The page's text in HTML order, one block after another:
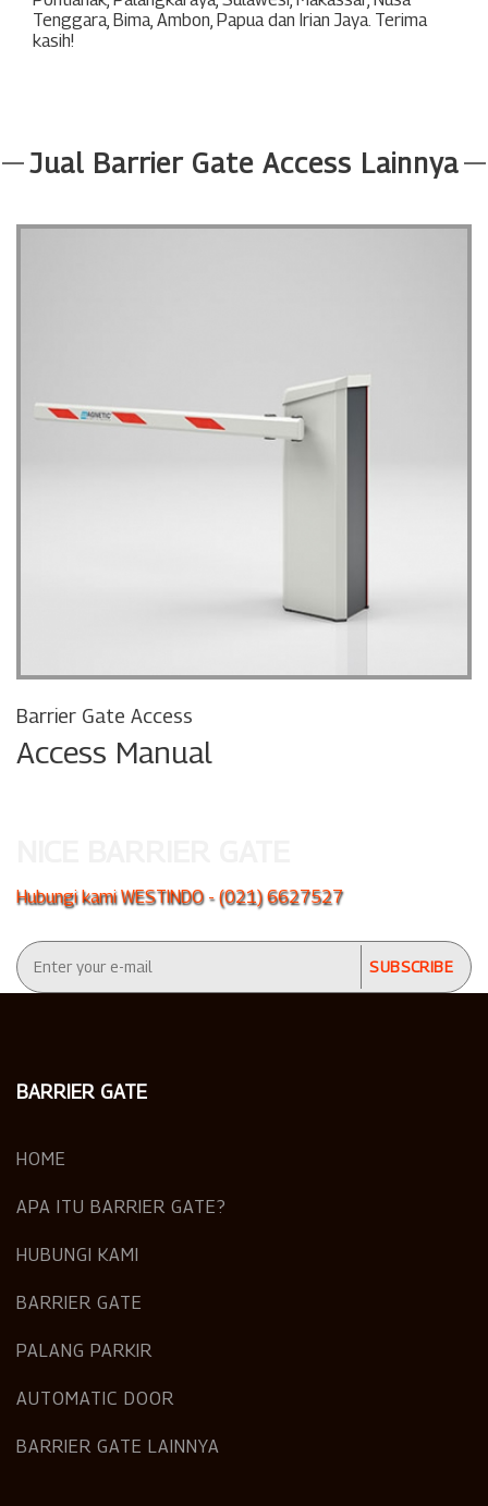
Tenggara Bima Ambon Papua dan Irian Jaya . Terima
kasih!
Jual Barrier Gate Access Lainnya
Barrier Gate Access
Access Manual
Hubungi kami WESTINDO - (021) 6627527
BARRIER GATE
HOME
APA ITU BARRIER GATE?
HUBUNGI KAMI
BARRIER GATE
PALANG PARKIR
AUTOMATIC DOOR
BARRIER GATE LAINNYA